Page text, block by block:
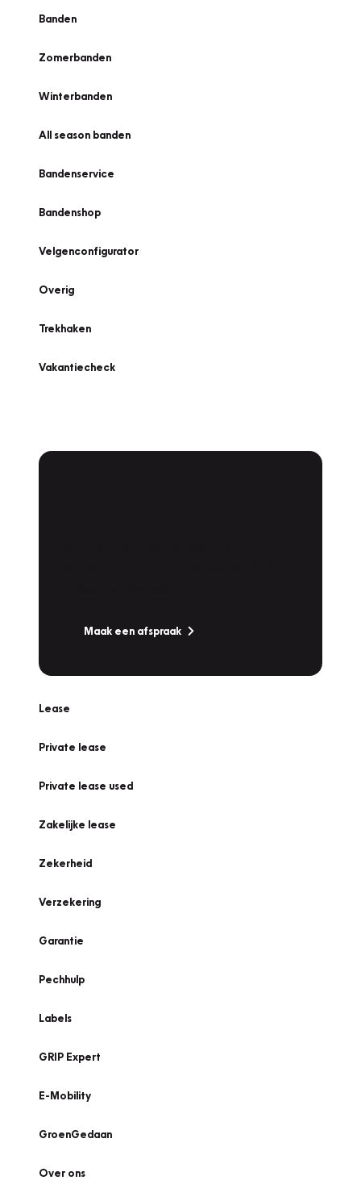
Banden
Zomerbanden
Winterbanden
All season banden
Bandenservice
Bandenshop
Velgenconfigurator
Overig
Trekhaken
Vakantiecheck
Maak een afspraak
Lease
Private lease
Private lease used
Zakelijke lease
Zekerheid
Verzekering
Garantie
Pechhulp
Labels
GRIP Expert
E-Mobility
GroenGedaan
Over ons